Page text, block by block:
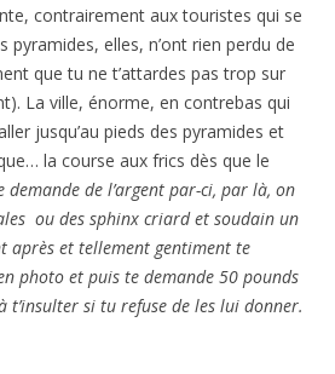
contrairement aux touristes qui se
pyramides, elles, n’ont rien perdu de
que tu ne t’attardes pas trop sur
La ville, énorme, en contrebas qui
jusqu’au pieds des pyramides et
la course aux frics dès que le
demande de l’argent par-ci, par là, on
ou des sphinx criard et soudain un
après et tellement gentiment te
photo et puis te demande 50 pounds
t’insulter si tu refuse de les lui donner.